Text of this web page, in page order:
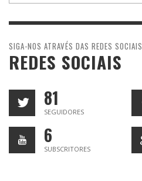
SIGA-NOS ATRAVÉS DAS REDES SOCIAIS
REDES SOCIAIS
81
SEGUIDORES
6
SUBSCRITORES